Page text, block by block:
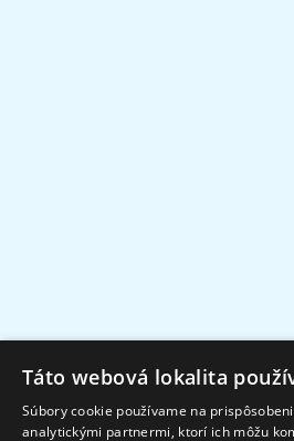
Táto webová lokalita
Súbory cookie používame na
analytickými partnermi, ktorí ich môžu